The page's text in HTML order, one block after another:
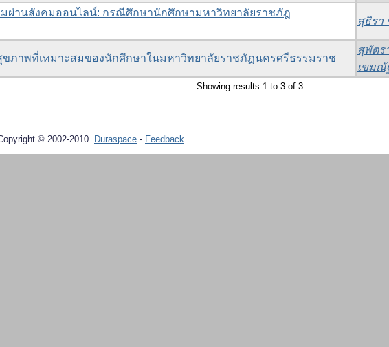
ผ่านสังคมออนไลน์: กรณีศึกษานักศึกษามหาวิทยาลัยราชภัฎ
สุธิรา
ขภาพที่เหมาะสมของนักศึกษาในมหาวิทยาลัยราชภัฏนครศรีธรรมราช
สุพัตร
เขมณั
Showing results 1 to 3 of 3
© 2002-2010 Duraspace - Feedback